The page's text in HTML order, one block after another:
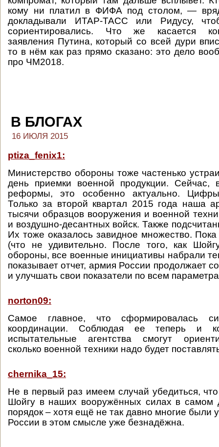
кому ни платил в ФИФА под столом, —
докладывали ИТАР-ТАСС или Ридусу,
сориентировались. Что же касается
заявления Путина, который со всей дури
то в нём как раз прямо сказано: это дело
про ЧМ2018.
В БЛОГАХ
16 ИЮЛЯ 2015
ptiza_fenix1:
Министерство обороны тоже частенько
день приемки военной продукции. Сейчас,
реформы, это особенно актуально.
Только за второй квартал 2015 года наша
тысячи образцов вооружения и военной
и воздушно-десантных войск. Также
Их тоже оказалось завидное множество.
(что не удивительно. После того, как
обороны, все военные инициативы набрали
показывает отчет, армия России продолжает
и улучшать свои показатели по всем
norton09:
Самое главное, что сформировалась
координации. Соблюдая ее теперь и
испытательные агентства смогут
сколько военной техники надо будет
chernika_15:
Не в первый раз имеем случай убедиться,
Шойгу в наших вооружённых силах в самом
порядок – хотя ещё не так давно многие были
России в этом смысле уже безнадёжна.